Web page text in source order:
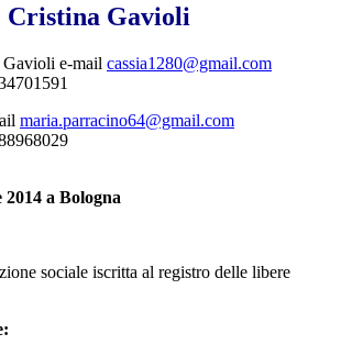
Cristina Gavioli
e-mail cassia1280@gmail.com
maria.parracino64@gmail.com
a Bologna
sociale iscritta al registro delle libere